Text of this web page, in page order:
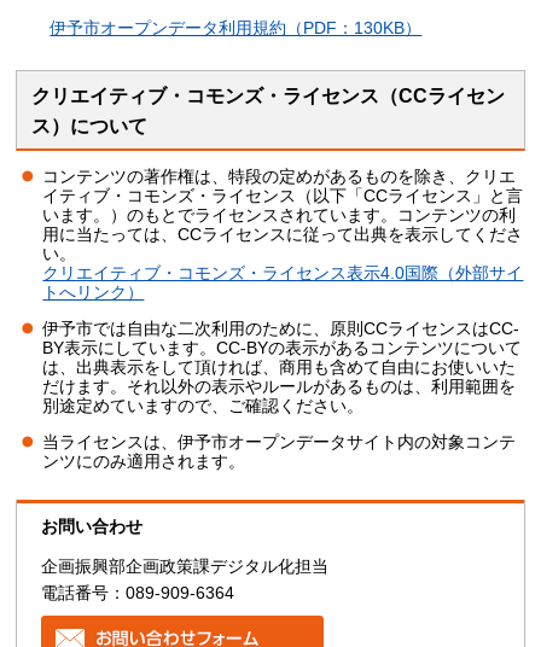
伊予市オープンデータ利用規約（PDF：130KB）
クリエイティブ・コモンズ・ライセンス（CCライセン
ス）について
コンテンツの著作権は、特段の定めがあるものを除き、クリエ
イティブ・コモンズ・ライセンス（以下「CCライセンス」と言
います。）のもとでライセンスされています。コンテンツの利
用に当たっては、CCライセンスに従って出典を表示してくださ
い。
クリエイティブ・コモンズ・ライセンス表示4.0国際（外部サイ
トへリンク）
伊予市では自由な二次利用のために、原則CCライセンスはCC-
BY表示にしています。CC-BYの表示があるコンテンツについて
は、出典表示をして頂ければ、商用も含めて自由にお使いいた
だけます。それ以外の表示やルールがあるものは、利用範囲を
別途定めていますので、ご確認ください。
当ライセンスは、伊予市オープンデータサイト内の対象コンテ
ンツにのみ適用されます。
お問い合わせ
企画振興部企画政策課デジタル化担当
電話番号：089-909-6364